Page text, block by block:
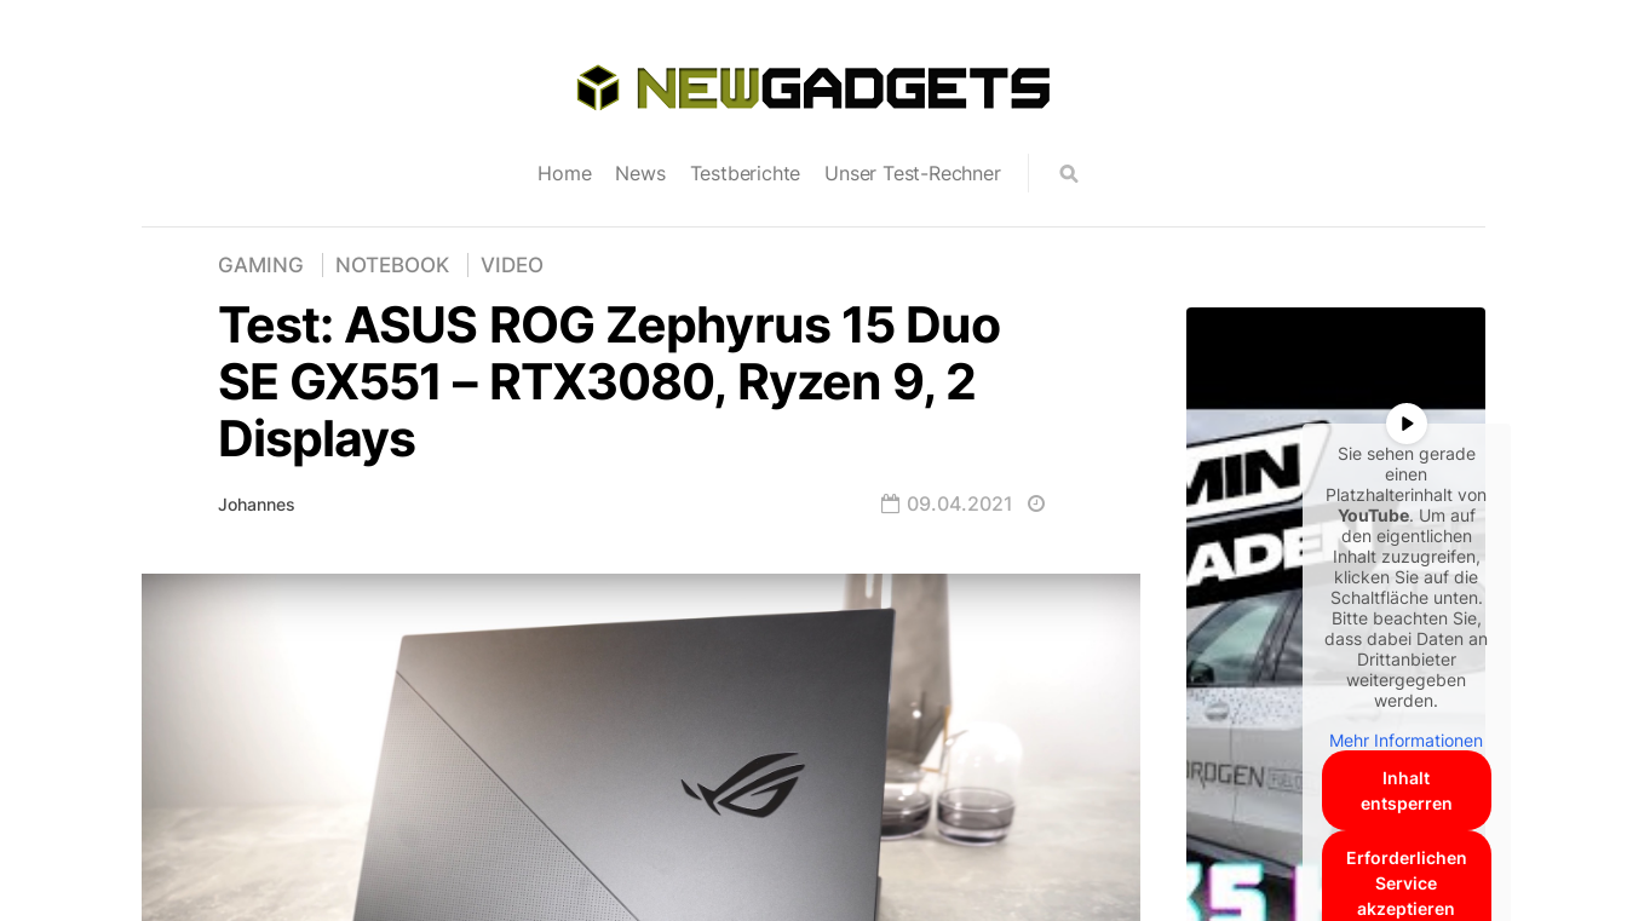
Home News Testberichte Unser Test-Rechner
GAMING NOTEBOOK VIDEO
Test: ASUS ROG Zephyrus 15 Duo
SE GX551 – RTX3080, Ryzen 9, 2
Displays
Johannes 09.04.2021
Sie sehen gerade
einen
Platzhalterinhalt von
YouTube. Um auf
den eigentlichen
Inhalt zuzugreifen,
klicken Sie auf die
Schaltfläche unten.
Bitte beachten Sie,
dass dabei Daten an
Drittanbieter
weitergegeben
werden.
Mehr Informationen
Inhalt
entsperren
Erforderlichen
Service
akzeptieren